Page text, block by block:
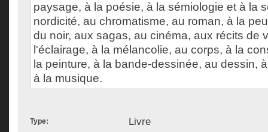
paysage, à la poésie, à la sémiologie et à la
nordicité, au chromatisme, au roman, à la
du noir, aux sagas, au cinéma, aux récits de
l'éclairage, à la mélancolie, au corps, à la
la peinture, à la bande-dessinée, au dessin,
à la musique.
Type: Livre